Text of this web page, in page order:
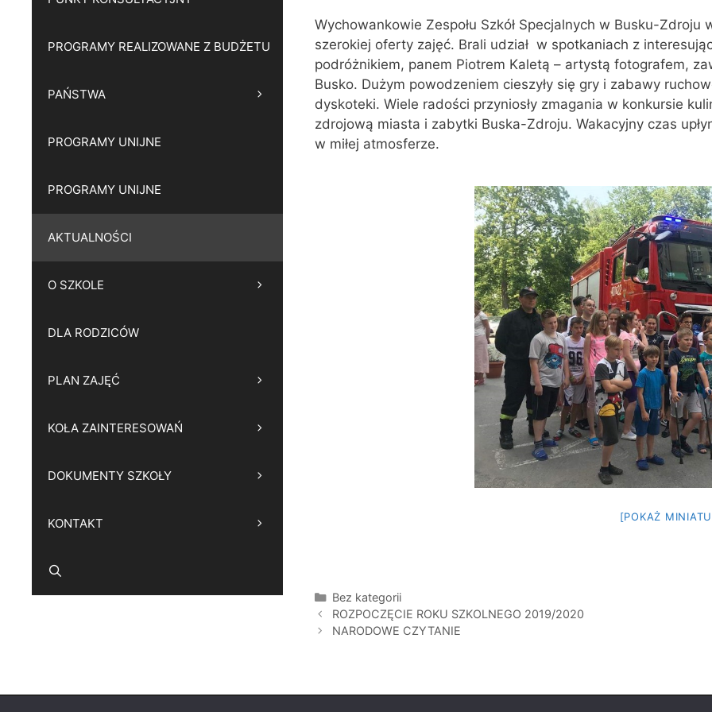
Wychowankowie Zespołu Szkół Specjalnych w Busku-
szerokiej oferty zajęć. Brali udział w spotkaniach z
podróżnikiem, panem Piotrem Kaletą – artystą fotografem,
Busko. Dużym powodzeniem cieszyły się gry i zabawy
dyskoteki. Wiele radości przyniosły zmagania w konkursie
zdrojową miasta i zabytki Buska-Zdroju. Wakacyjny czas
w miłej atmosferze.
[POKAŻ
Kategorie
Bez kategorii
ROZPOCZĘCIE ROKU SZKOLNEGO 2019/2020
NARODOWE CZYTANIE
PROGRAMY REALIZOWANE Z BUDŻETU
PAŃSTWA
PROGRAMY UNIJNE
PROGRAMY UNIJNE
AKTUALNOŚCI
O SZKOLE
DLA RODZICÓW
PLAN ZAJĘĆ
KOŁA ZAINTERESOWAŃ
DOKUMENTY SZKOŁY
KONTAKT